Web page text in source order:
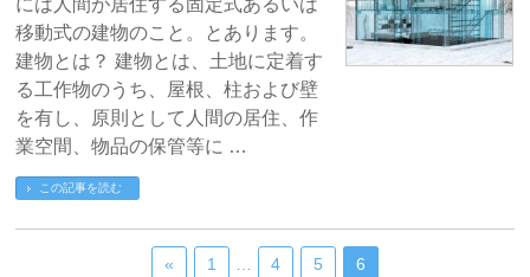
には人間が居住する固定式あるいは
移動式の建物のこと。とあります。
建物とは？ 建物とは、土地に定着す
る工作物のうち、屋根、柱および壁
を有し、原則として人間の居住、作
業空間、物品の保管等に …
この記事を読む
« 1 4 5 6